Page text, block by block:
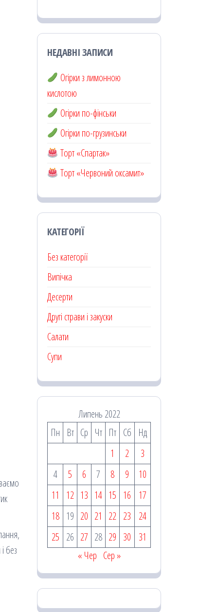
без
НЕДАВНІ ЗАПИСИ
Огірки з лимонною
кислотою
Огірки по-фінськи
Огірки по-грузинськи
Торт «Спартак»
Торт «Червоний оксамит»
КАТЕГОРІЇ
Без категорії
Випічка
Десерти
Другі страви і закуски
Салати
Супи
Липень 2022
Пн
Вт Ср Чт Пт Сб
Нд
1
2
3
4
5 6 7 8 9
10
11
12 13 14 15 16
17
18 19 20 21 22 23
24
25 26 27 28 29 30
31
« Чер Сер »